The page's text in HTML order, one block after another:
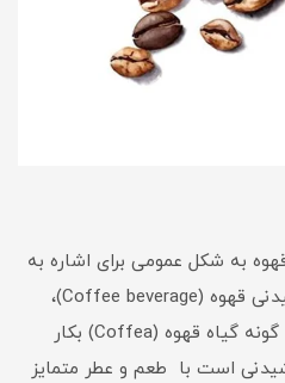
به شکل عمومی برای اشاره به
اصطلاحات متفاوتی نظیر نوشیدنی قهوه (Coffee beverage)،
دانه قهوه (Coffee bean) و یا گونه گیاه قهوه (Coffea) بکار
است با طعم و عطر متمایز